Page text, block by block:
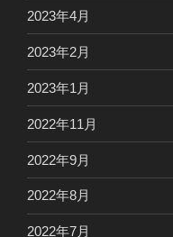
2023年4月
2023年2月
2023年1月
2022年11月
2022年9月
2022年8月
2022年7月